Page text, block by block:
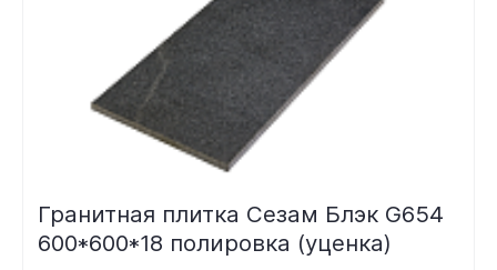
Гранитная плитка Сезам Блэк G654
600*600*18 полировка (уценка)